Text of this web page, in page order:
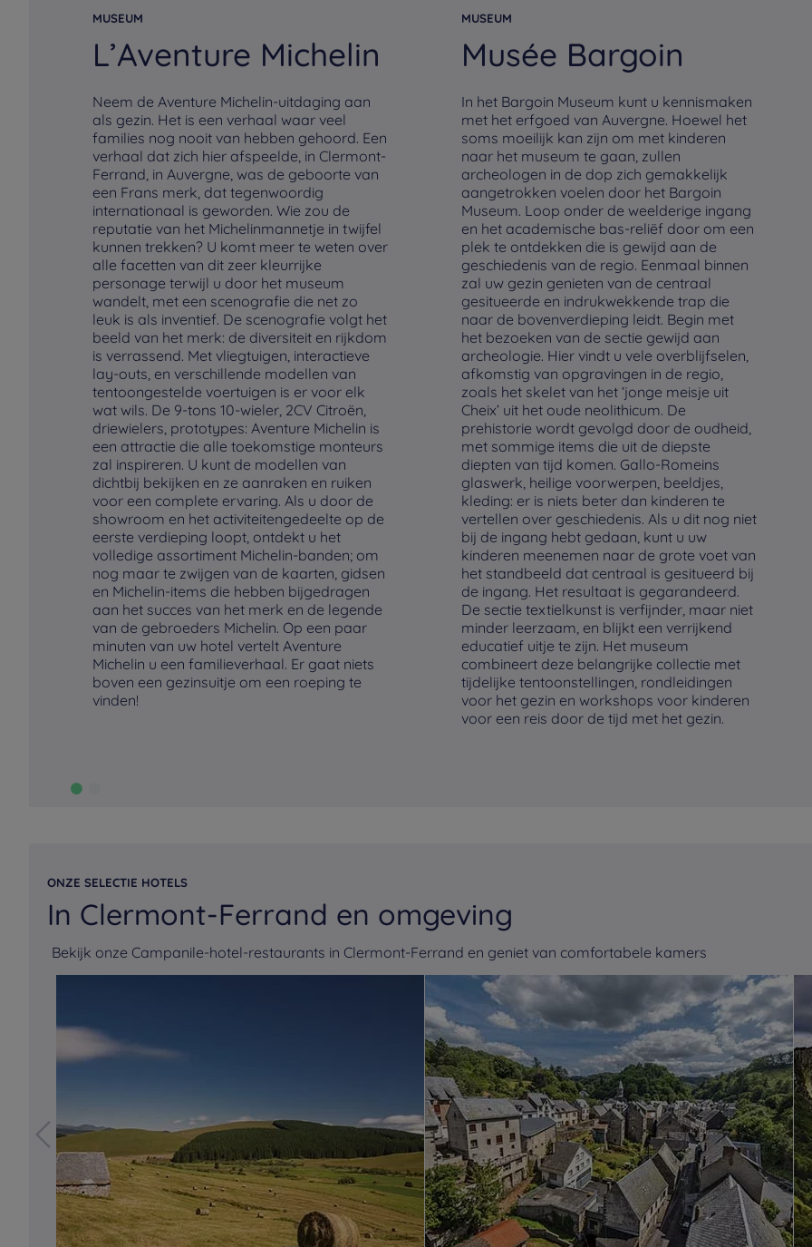
MUSEUM
L’Aventure Michelin
Neem de Aventure Michelin-uitdaging aan
als gezin. Het is een verhaal waar veel
families nog nooit van hebben gehoord. Een
verhaal dat zich hier afspeelde, in Clermont-
Ferrand, in Auvergne, was de geboorte van
een Frans merk, dat tegenwoordig
internationaal is geworden. Wie zou de
reputatie van het Michelinmannetje in twijfel
kunnen trekken? U komt meer te weten over
alle facetten van dit zeer kleurrijke
personage terwijl u door het museum
wandelt, met een scenografie die net zo
leuk is als inventief. De scenografie volgt het
beeld van het merk: de diversiteit en rijkdom
is verrassend. Met vliegtuigen, interactieve
lay-outs, en verschillende modellen van
tentoongestelde voertuigen is er voor elk
wat wils. De 9-tons 10-wieler, 2CV Citroën,
driewielers, prototypes: Aventure Michelin is
een attractie die alle toekomstige monteurs
zal inspireren. U kunt de modellen van
dichtbij bekijken en ze aanraken en ruiken
voor een complete ervaring. Als u door de
showroom en het activiteitengedeelte op de
eerste verdieping loopt, ontdekt u het
volledige assortiment Michelin-banden; om
nog maar te zwijgen van de kaarten, gidsen
en Michelin-items die hebben bijgedragen
aan het succes van het merk en de legende
van de gebroeders Michelin. Op een paar
minuten van uw hotel vertelt Aventure
Michelin u een familieverhaal. Er gaat niets
boven een gezinsuitje om een roeping te
vinden!
MUSEUM
Musée Bargoin
In het Bargoin Museum kunt u kennismaken
met het erfgoed van Auvergne. Hoewel het
soms moeilijk kan zijn om met kinderen
naar het museum te gaan, zullen
archeologen in de dop zich gemakkelijk
aangetrokken voelen door het Bargoin
Museum. Loop onder de weelderige ingang
en het academische bas-reliëf door om een
plek te ontdekken die is gewijd aan de
geschiedenis van de regio. Eenmaal binnen
zal uw gezin genieten van de centraal
gesitueerde en indrukwekkende trap die
naar de bovenverdieping leidt. Begin met
het bezoeken van de sectie gewijd aan
archeologie. Hier vindt u vele overblijfselen,
afkomstig van opgravingen in de regio,
zoals het skelet van het ‘jonge meisje uit
Cheix’ uit het oude neolithicum. De
prehistorie wordt gevolgd door de oudheid,
met sommige items die uit de diepste
diepten van tijd komen. Gallo-Romeins
glaswerk, heilige voorwerpen, beeldjes,
kleding: er is niets beter dan kinderen te
vertellen over geschiedenis. Als u dit nog niet
bij de ingang hebt gedaan, kunt u uw
kinderen meenemen naar de grote voet van
het standbeeld dat centraal is gesitueerd bij
de ingang. Het resultaat is gegarandeerd.
De sectie textielkunst is verfijnder, maar niet
minder leerzaam, en blijkt een verrijkend
educatief uitje te zijn. Het museum
combineert deze belangrijke collectie met
tijdelijke tentoonstellingen, rondleidingen
voor het gezin en workshops voor kinderen
voor een reis door de tijd met het gezin.
ONZE SELECTIE HOTELS
In Clermont-Ferrand en omgeving
Bekijk onze Campanile-hotel-restaurants in Clermont-Ferrand en geniet van comfortabele kamers